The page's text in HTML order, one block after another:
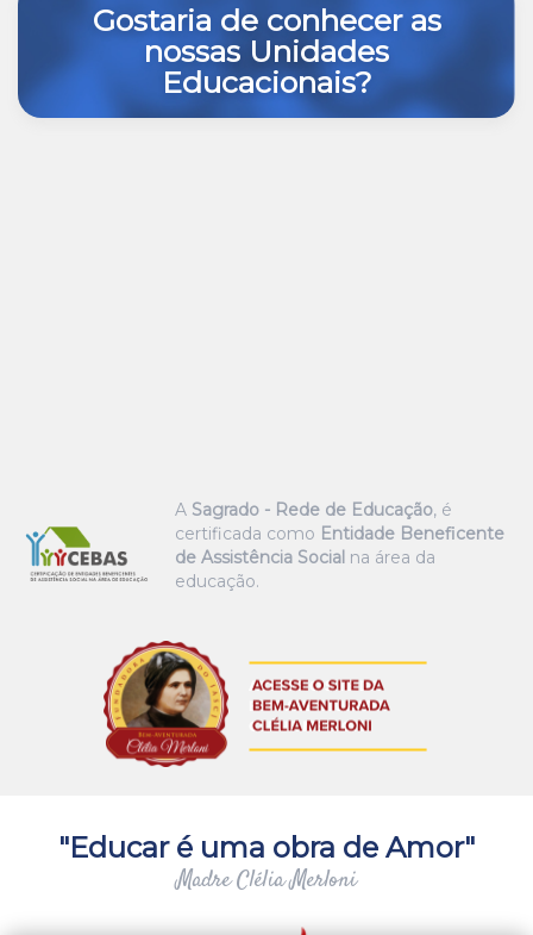
Gostaria de conhecer as
nossas Unidades
Educacionais?
A Sagrado - Rede de Educação, é
certificada como Entidade Beneficente
de Assistência Social na área da
educação.
"Educar é uma obra de Amor"
Madre Clélia Merloni